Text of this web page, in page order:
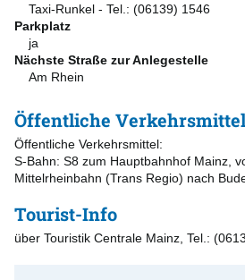
Taxi-Runkel - Tel.: (06139) 1546
Parkplatz
ja
Nächste Straße zur Anlegestelle
Am Rhein
Öffentliche Verkehrsmittel
Öffentliche Verkehrsmittel:
S-Bahn: S8 zum Hauptbahnhof Mainz,
Mittelrheinbahn (Trans Regio) nach
Tourist-Info
über Touristik Centrale Mainz, Tel.: